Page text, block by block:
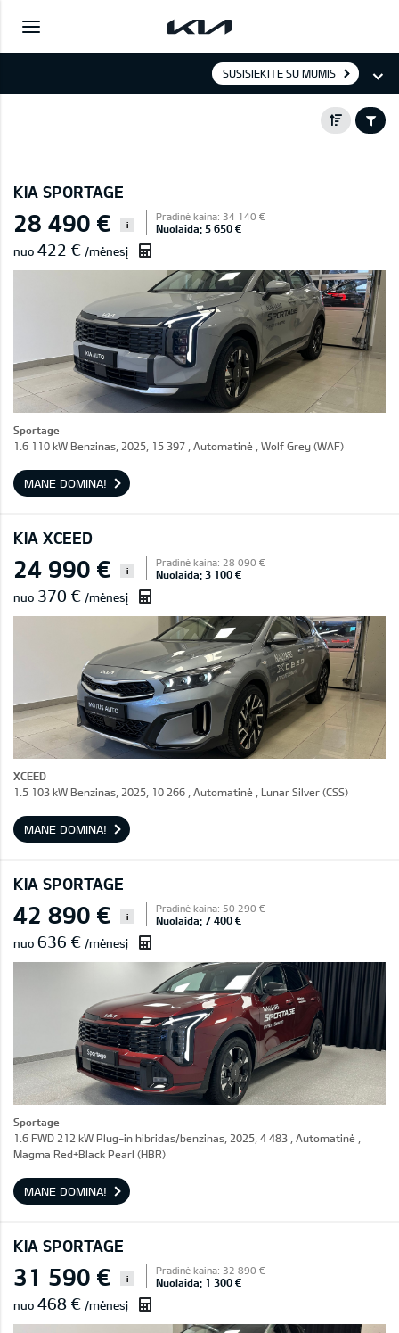
SUSISIEKITE SU MUMIS
KIA SPORTAGE
28 490 € i
Pradinė kaina: 34 140 €
Nuolaida: 5 650 €
nuo 422 € /mėnesį
Sportage
1.6 110 kW Benzinas, 2025, 15 397 , Automatinė , Wolf Grey (WAF)
MANE DOMINA!
KIA XCEED
24 990 € i
Pradinė kaina: 28 090 €
Nuolaida: 3 100 €
nuo 370 € /mėnesį
XCEED
1.5 103 kW Benzinas, 2025, 10 266 , Automatinė , Lunar Silver (CSS)
MANE DOMINA!
KIA SPORTAGE
42 890 € i
Pradinė kaina: 50 290 €
Nuolaida: 7 400 €
nuo 636 € /mėnesį
Sportage
1.6 FWD 212 kW Plug-in hibridas/benzinas, 2025, 4 483 , Automatinė ,
Magma Red+Black Pearl (HBR)
MANE DOMINA!
KIA SPORTAGE
31 590 € i
Pradinė kaina: 32 890 €
Nuolaida: 1 300 €
nuo 468 € /mėnesį